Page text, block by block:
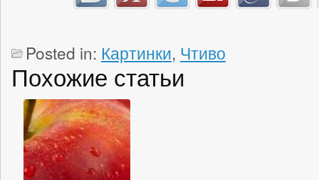
Posted in: Картинки, Чтиво
Похожие статьи